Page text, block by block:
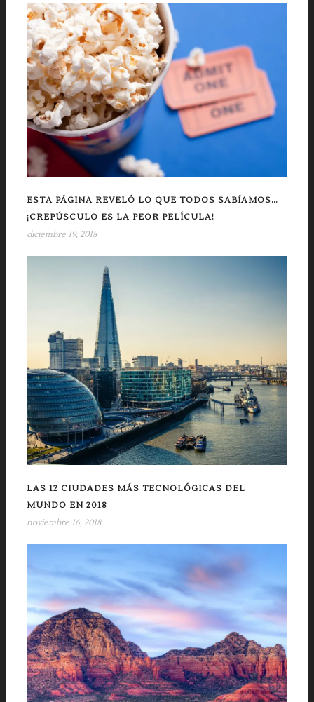
ESTA PÁGINA REVELÓ LO QUE TODOS SABÍAMOS…
¡CREPÚSCULO ES LA PEOR PELÍCULA!
diciembre 19, 2018
LAS 12 CIUDADES MÁS TECNOLÓGICAS DEL
MUNDO EN 2018
noviembre 16, 2018